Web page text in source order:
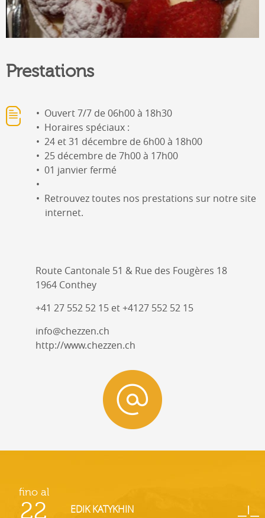
Prestations
Ouvert 7/7 de 06h00 à 18h30
Horaires spéciaux :
24 et 31 décembre de 6h00 à 18h00
25 décembre de 7h00 à 17h00
01 janvier fermé
Retrouvez toutes nos prestations sur notre site
internet.
Route Cantonale 51 & Rue des Fougères 18
1964 Conthey
+41 27 552 52 15 et +4127 552 52 15
info@chezzen.ch
http://www.chezzen.ch
fino al
22 EDIK KATYKHIN